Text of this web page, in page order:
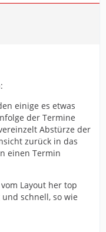
einige es etwas
der Termine
Abstürze der
zurück in das
einen Termin
Layout her top
schnell, so wie